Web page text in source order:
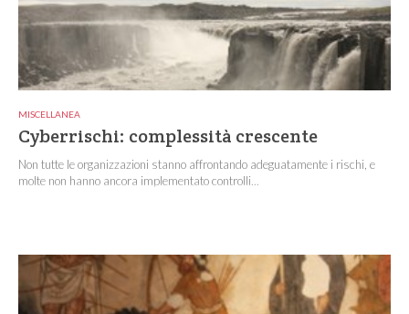
MISCELLANEA
Cyberrischi: complessità crescente
Non tutte le organizzazioni stanno affrontando adeguatamente i rischi, e
molte non hanno ancora implementato controlli...